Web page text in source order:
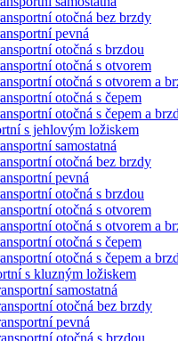
otočná bez brzdy
pevná
otočná s brzdou
otočná s otvorem
otočná s otvorem a
otočná s čepem
otočná s čepem a
s jehlovým ložiskem
samostatná
otočná bez brzdy
pevná
otočná s brzdou
otočná s otvorem
otočná s otvorem a
otočná s čepem
otočná s čepem a
s kluzným ložiskem
samostatná
otočná bez brzdy
pevná
otočná s brzdou